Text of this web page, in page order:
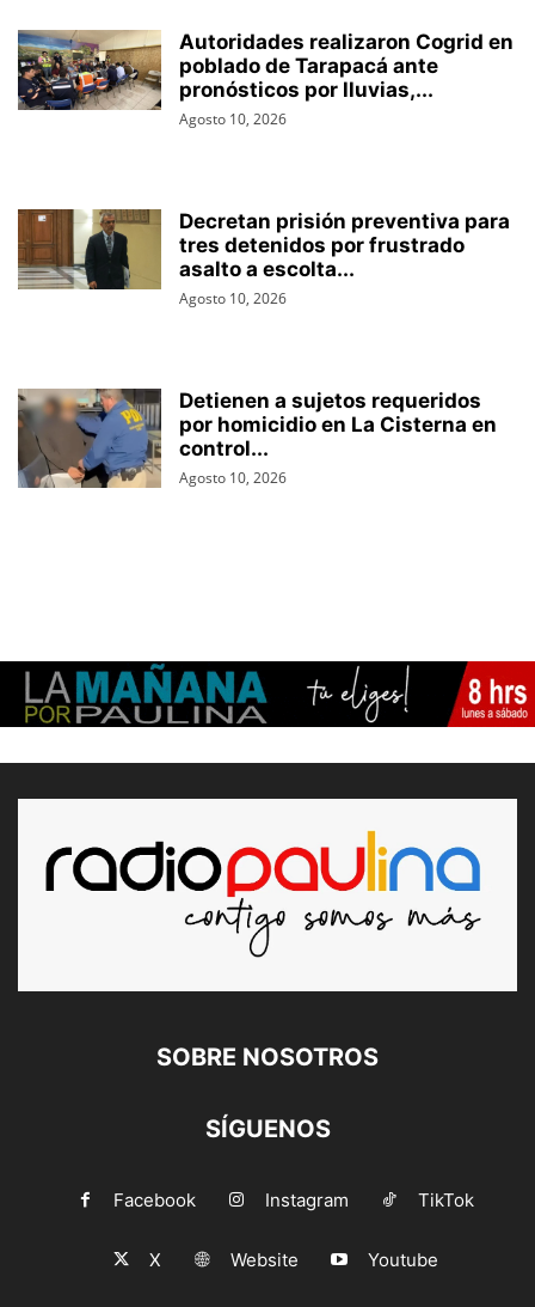
Autoridades realizaron Cogrid en
poblado de Tarapacá ante
pronósticos por lluvias,...
Agosto 10, 2026
Decretan prisión preventiva para
tres detenidos por frustrado
asalto a escolta...
Agosto 10, 2026
Detienen a sujetos requeridos
por homicidio en La Cisterna en
control...
Agosto 10, 2026
SOBRE NOSOTROS
SÍGUENOS
Facebook Instagram TikTok
X Website Youtube